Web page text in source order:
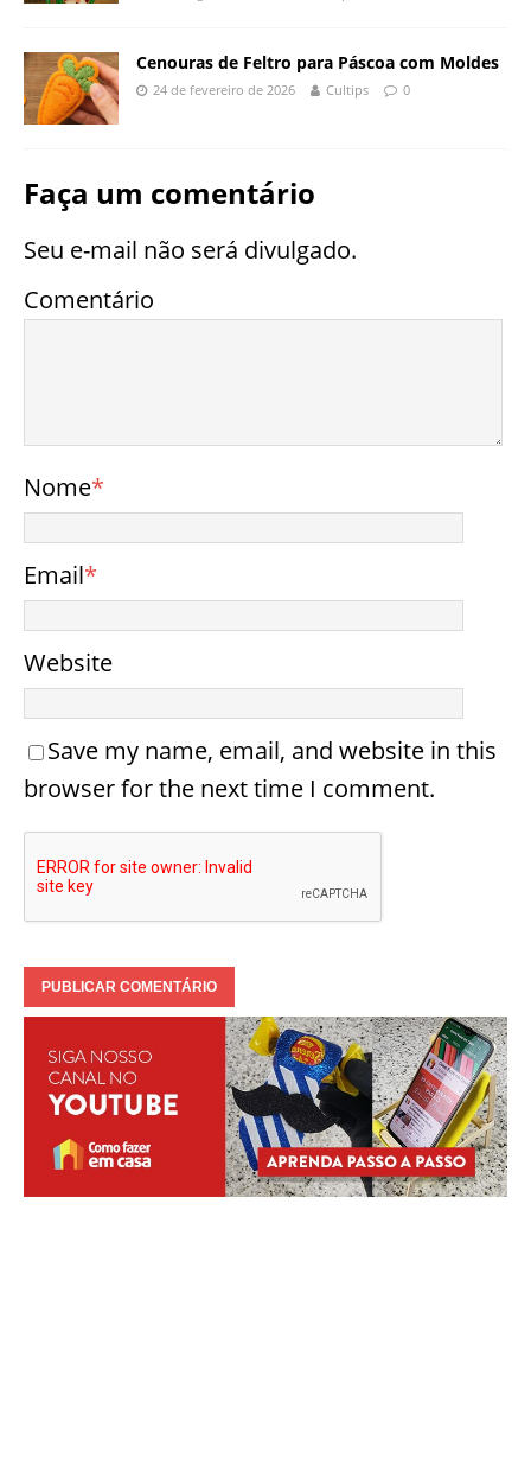
Cenouras de Feltro para Páscoa com Moldes
24 de fevereiro de 2026 Cultips 0
Faça um comentário
Seu e-mail não será divulgado.
Comentário
Nome*
Email*
Website
Save my name, email, and website in this
browser for the next time I comment.